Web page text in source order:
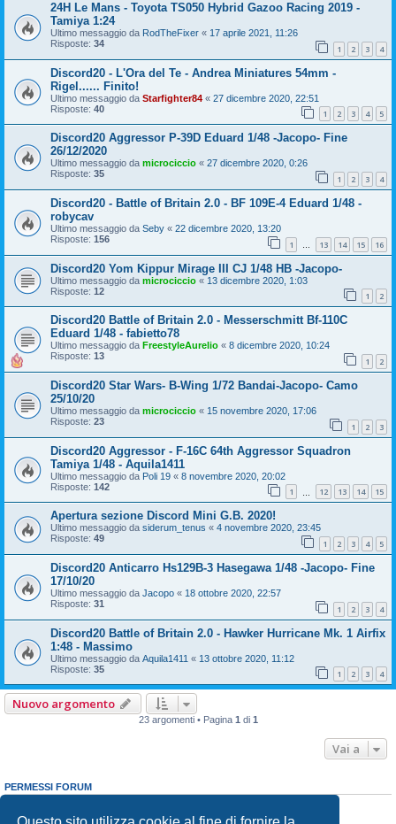
24H Le Mans - Toyota TS050 Hybrid Gazoo Racing 2019 -
Tamiya 1:24
Ultimo messaggio da RodTheFixer « 17 aprile 2021, 11:26
Risposte: 34 1 2 3 4
Discord20 - L'Ora del Te - Andrea Miniatures 54mm -
Rigel...... Finito!
Ultimo messaggio da Starfighter84 « 27 dicembre 2020, 22:51
Risposte: 40 1 2 3 4 5
Discord20 Aggressor P-39D Eduard 1/48 -Jacopo- Fine
26/12/2020
Ultimo messaggio da microciccio « 27 dicembre 2020, 0:26
Risposte: 35 1 2 3 4
Discord20 - Battle of Britain 2.0 - BF 109E-4 Eduard 1/48 -
robycav
Ultimo messaggio da Seby « 22 dicembre 2020, 13:20
Risposte: 156 1 … 13 14 15 16
Discord20 Yom Kippur Mirage III CJ 1/48 HB -Jacopo-
Ultimo messaggio da microciccio « 13 dicembre 2020, 1:03
Risposte: 12 1 2
Discord20 Battle of Britain 2.0 - Messerschmitt Bf-110C
Eduard 1/48 - fabietto78
Ultimo messaggio da FreestyleAurelio « 8 dicembre 2020, 10:24
Risposte: 13 1 2
Discord20 Star Wars- B-Wing 1/72 Bandai-Jacopo- Camo
25/10/20
Ultimo messaggio da microciccio « 15 novembre 2020, 17:06
Risposte: 23 1 2 3
Discord20 Aggressor - F-16C 64th Aggressor Squadron
Tamiya 1/48 - Aquila1411
Ultimo messaggio da Poli 19 « 8 novembre 2020, 20:02
Risposte: 142 1 12 13 14 15
Apertura sezione Discord Mini G.B. 2020!
Ultimo messaggio da siderum_tenus « 4 novembre 2020, 23:45
Risposte: 49 1 2 3 4 5
Discord20 Anticarro Hs129B-3 Hasegawa 1/48 -Jacopo- Fine
17/10/20
Ultimo messaggio da Jacopo « 18 ottobre 2020, 22:57
Risposte: 31 1 2 3 4
Discord20 Battle of Britain 2.0 - Hawker Hurricane Mk. 1 Airfix
1:48 - Massimo
Ultimo messaggio da Aquila1411 « 13 ottobre 2020, 11:12
Risposte: 35 1 2 3 4
Nuovo argomento
23 argomenti • Pagina 1 di 1
Vai a
PERMESSI FORUM
Non puoi
rispondere negli argomenti